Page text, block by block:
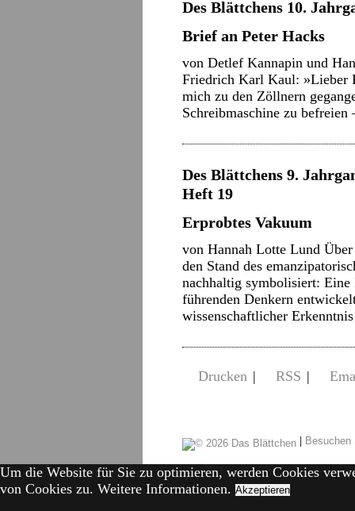
Des Blättchens 10.
Brief an Peter Hacks
von Detlef Kannapin und
Friedrich Karl Kaul: »Lieber
mich zu den Zöllnern
Schreibmaschine zu
Des Blättchens 9.
Heft 19
Erprobtes Vakuum
von Hannah Lotte Lund
den Stand des
nachhaltig symbolisiert:
führenden Denkern
wissenschaftlicher
Drucken | RSS |
|
Um die Website für Sie zu optimieren, werden Cookies
von Cookies zu. Weitere Informationen. Akzeptieren